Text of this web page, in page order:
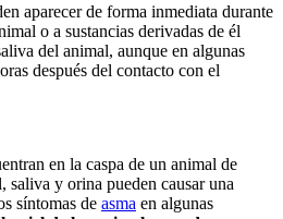
aparecer de forma inmediata durante
o a sustancias derivadas de él
del animal, aunque en algunas
después del contacto con el
en la caspa de un animal de
saliva y orina pueden causar una
síntomas de asma en algunas